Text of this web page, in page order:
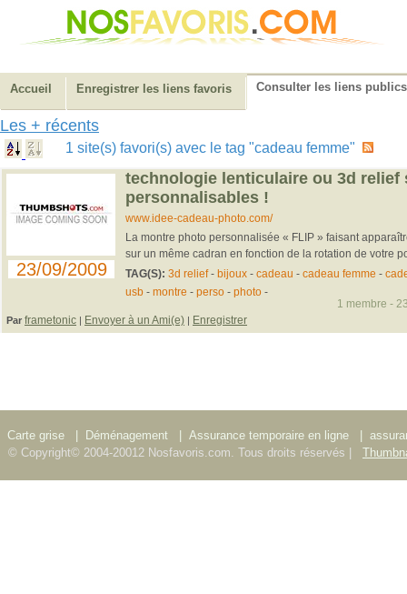
Accueil Enregistrer les liens favoris Consulter les liens publics
Les + récents
1 site(s) favori(s) avec le tag "cadeau femme"
23/09/2009
technologie lenticulaire ou 3d relief
personnalisables !
www.idee-cadeau-photo.com/
La montre photo personnalisée « FLIP » faisant
sur un même cadran en fonction de la rotation de votre
TAG(S): 3d relief- bijoux- cadeau - cadeau femme -
usb- montre - perso- photo-
Par frametonic | Envoyer à un Ami(e) | Enregistrer
1 membre -
Carte grise Déménagement Assurance temporaire en ligne
© Copyright© 2004-20012 Nosfavoris.com. Tous droits réservés |